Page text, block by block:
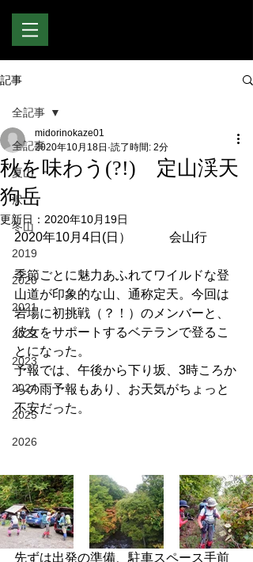
記事
全記事
夏山
沢
冬山
2019
2020
2021
2022
2023
2024
2025
2026
全記事
秋を味わう(?!) 定山渓天
狗岳
midorinokaze01
2020年10月18日 読了時間: 2分
更新日： 2020年10月19日
2020年10月4日(日）　　　会山行
季節ごとに魅力あふれてワイルドな登
山道が印象的な山、通称定天。今回は
岩場に初挑戦（？！）のメンバーと、
彼女をサポートするベテランで登るこ
とになった。
予報では、午後から下り坂、3時ころか
らの雨予報もあり、お天気がちょっと
不安だった。
先ずは出発の準備、駐車スペース手前